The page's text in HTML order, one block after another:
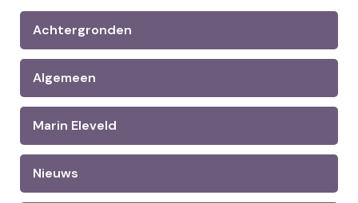
Achtergronden
Algemeen
Marin Eleveld
Nieuws